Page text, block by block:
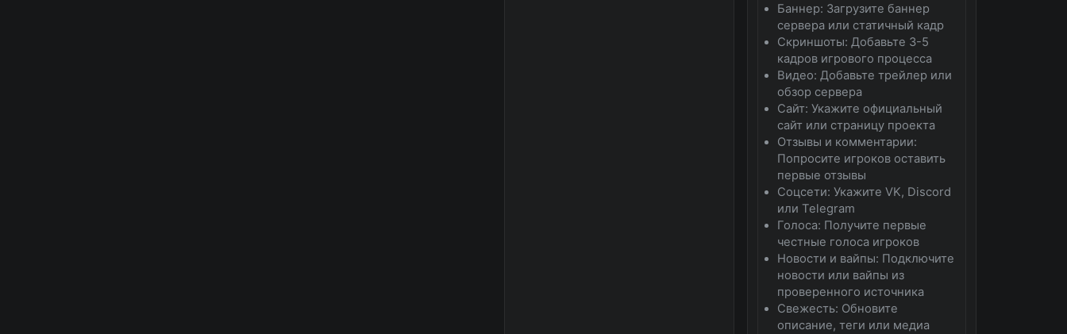
Баннер: Загрузите баннер
сервера или статичный кадр
Скриншоты: Добавьте 3-5
кадров игрового процесса
Видео: Добавьте трейлер или
обзор сервера
Сайт: Укажите официальный
сайт или страницу проекта
Отзывы и комментарии:
Попросите игроков оставить
первые отзывы
Соцсети: Укажите VK, Discord
или Telegram
Голоса: Получите первые
честные голоса игроков
Новости и вайпы: Подключите
новости или вайпы из
проверенного источника
Свежесть: Обновите
описание, теги или медиа